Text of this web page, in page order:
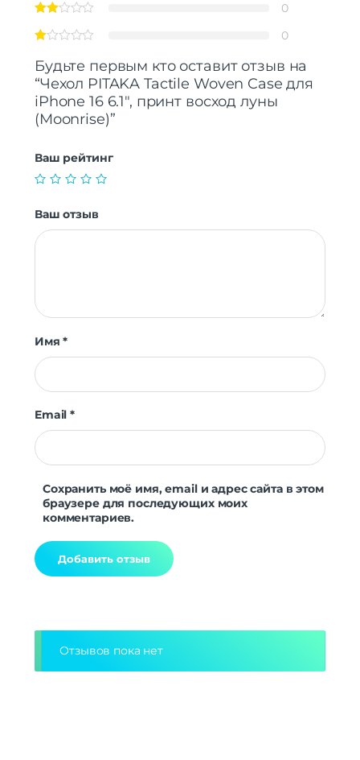
0
0
Будьте первым кто оставит отзыв на
“Чехол PITAKA Tactile Woven Case для
iPhone 16 6.1″, принт восход луны
(Moonrise)”
Ваш рейтинг
Ваш отзыв
Имя*
Email*
Сохранить моё имя, email и адрес сайта в этом
браузере для последующих моих
комментариев.
Отзывов пока нет